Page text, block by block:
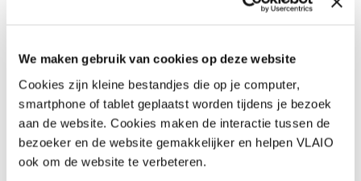
We maken gebruik van cookies op deze website
Cookies zijn kleine bestandjes die op je computer,
smartphone of tablet geplaatst worden tijdens je bezoek
aan de website. Cookies maken de interactie tussen de
bezoeker en de website gemakkelijker en helpen VLAIO
ook om de website te verbeteren.
niet aantrekkelijk is voor hackers?
10 gouden tips
FTI-festival 2026: welkom in de
doekomst